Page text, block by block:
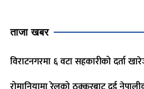
ताजा खबर
विराटनगरमा ६ वटा सहकारीको दर्ता
रोमानियामा रेलको ठक्करबाट दुई